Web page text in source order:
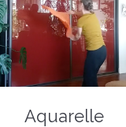
Aquarelle